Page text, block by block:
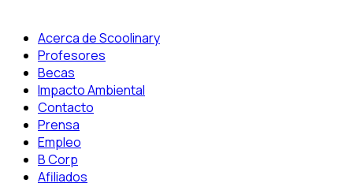
Acerca de Scoolinary
Profesores
Becas
Impacto Ambiental
Contacto
Prensa
Empleo
B Corp
Afiliados